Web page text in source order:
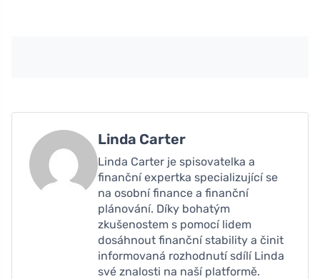
Linda Carter
Linda Carter je spisovatelka a
finanční expertka specializující se
na osobní finance a finanční
plánování. Díky bohatým
zkušenostem s pomocí lidem
dosáhnout finanční stability a činit
informovaná rozhodnutí sdílí Linda
své znalosti na naší platformě.